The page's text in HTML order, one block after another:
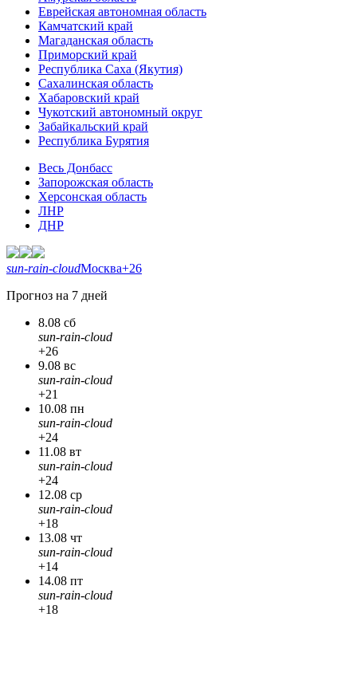
Еврейская автономная область
Камчатский край
Магаданская область
Приморский край
Республика Саха (Якутия)
Сахалинская область
Хабаровский край
Чукотский автономный округ
Забайкальский край
Республика Бурятия
Весь Донбасс
Запорожская область
Херсонская область
ЛНР
ДНР
sun-rain-cloudМосква+26
Прогноз на 7 дней
8.08 сб
sun-rain-cloud
+26
9.08 вс
sun-rain-cloud
+21
10.08 пн
sun-rain-cloud
+24
11.08 вт
sun-rain-cloud
+24
12.08 ср
sun-rain-cloud
+18
13.08 чт
sun-rain-cloud
+14
14.08 пт
sun-rain-cloud
+18